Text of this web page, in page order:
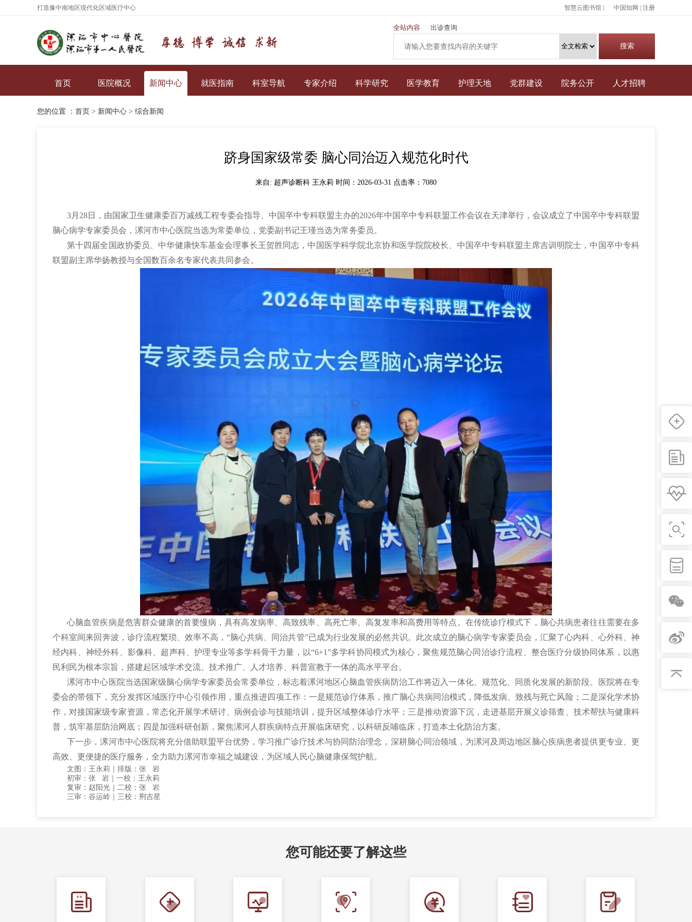
打造豫中南地区现代化区域医疗中心 智慧云图书馆 | 中国知网 注册
全站内容 出诊查询
首页 医院概况 新闻中心 就医指南 科室导航 专家介绍 科学研究 医学教育 护理天地 党群建设 院务公开 人才招聘
您的位置 ： 首页 > 新闻中心 > 综合新闻
跻身国家级常委 脑心同治迈入规范化时代
来自: 超声诊断科 王永莉 时间：2026-03-31 点击率： 7080
3月28日，由国家卫生健康委百万减残工程专委会指导、中国卒中专科联盟主办的2026年中国卒中专科联盟工作会议在天津举行，会议成立了中国卒中专科联盟
脑心病学专家委员会，漯河市中心医院当选为常委单位，党委副书记王瑾当选为常务委员。
第十四届全国政协委员、中华健康快车基金会理事长王贺胜同志，中国医学科学院北京协和医学院院校长、中国卒中专科联盟主席吉训明院士，中国卒中专科
联盟副主席华扬教授与全国数百余名专家代表共同参会。
心脑血管疾病是危害群众健康的首要慢病，具有高发病率、高致残率、高死亡率、高复发率和高费用等特点。在传统诊疗模式下，脑心共病患者往往需要在多
个科室间来回奔波，诊疗流程繁琐、效率不高，“脑心共病、同治共管”已成为行业发展的必然共识。此次成立的脑心病学专家委员会，汇聚了心内科、心外科、神
经内科、神经外科、影像科、超声科、护理专业等多学科骨干力量，以“6+1”多学科协同模式为核心，聚焦规范脑心同治诊疗流程、整合医疗分级协同体系，以惠
民利民为根本宗旨，搭建起区域学术交流、技术推广、人才培养、科普宣教于一体的高水平平台。
漯河市中心医院当选国家级脑心病学专家委员会常委单位，标志着漯河地区心脑血管疾病防治工作将迈入一体化、规范化、同质化发展的新阶段。医院将在专
委会的带领下，充分发挥区域医疗中心引领作用，重点推进四项工作：一是规范诊疗体系，推广脑心共病同治模式，降低发病、致残与死亡风险；二是深化学术协
作，对接国家级专家资源，常态化开展学术研讨、病例会诊与技能培训，提升区域整体诊疗水平；三是推动资源下沉，走进基层开展义诊筛查、技术帮扶与健康科
普，筑牢基层防治网底；四是加强科研创新，聚焦漯河人群疾病特点开展临床研究，以科研反哺临床，打造本土化防治方案。
下一步，漯河市中心医院将充分借助联盟平台优势，学习推广诊疗技术与协同防治理念，深耕脑心同治领域，为漯河及周边地区脑心疾病患者提供更专业、更
高效、更便捷的医疗服务，全力助力漯河市幸福之城建设，为区域人民心脑健康保驾护航。
文图：王永莉｜排版：张 岩
初审：张 岩｜一校：王永莉
复审：赵阳光｜二校：张 岩
三审：谷运岭｜三校：荆吉星
您可能还要了解这些